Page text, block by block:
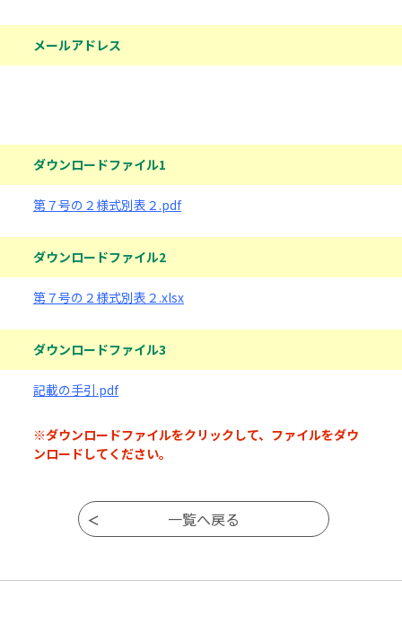
メールアドレス
ダウンロードファイル1
第７号の２様式別表２.pdf
ダウンロードファイル2
第７号の２様式別表２.xlsx
ダウンロードファイル3
記載の手引.pdf
※ダウンロードファイルをクリックして、ファイルをダウ
ンロードしてください。